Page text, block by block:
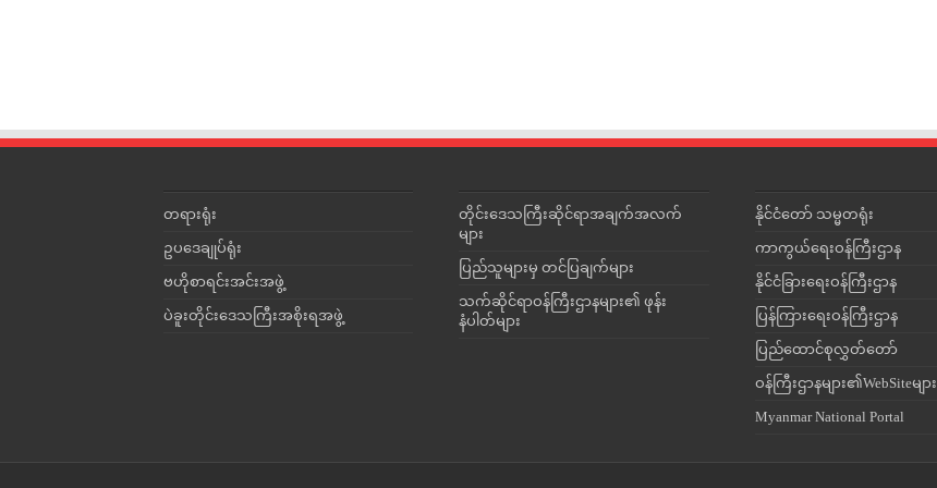
တရားရုံး
ဥပဒေချုပ်ရုံး
ဗဟိုစာရင်းအင်းအဖွဲ့
ပဲခူးတိုင်းဒေသကြီးအစိုးရအဖွဲ့
တိုင်းဒေသကြီးဆိုင်ရာအချက်အလက်
များ
ပြည်သူများမှ တင်ပြချက်များ
သက်ဆိုင်ရာဝန်ကြီးဌာနများ၏ ဖုန်း
နံပါတ်များ
နိုင်ငံတော် သမ္မတရုံး
ကာကွယ်ရေးဝန်ကြီးဌာန
နိုင်ငံခြားရေးဝန်ကြီးဌာန
ပြန်ကြားရေးဝန်ကြီးဌာန
ပြည်ထောင်စုလွှတ်တော်
ဝန်ကြီးဌာနများ၏WebSiteများ
Myanmar National Portal